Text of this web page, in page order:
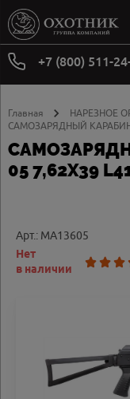
+7 (800) 511-
Главная НАРЕЗНОЕ
САМОЗАРЯДНЫЙ КАРАБИН
05 7,62Х39
Арт.: MA13605
Нет
в наличии